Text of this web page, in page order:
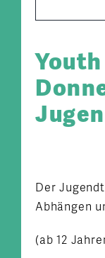
Der
Abhängen
(ab 12